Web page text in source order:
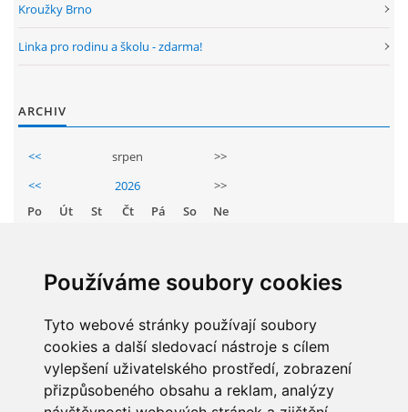
Používáme soubory cookies
Tyto webové stránky používají soubory
cookies a další sledovací nástroje s cílem
vylepšení uživatelského prostředí, zobrazení
přizpůsobeného obsahu a reklam, analýzy
JAK MOTIVOVAT DÍTĚ KE ČTENÍ
REZERVAČNÍ SYSTÉM SPORTOVNÍ HALY
NAUČNÁ STEZKA ZBRASLAV
Kroužky Brno
Linka pro rodinu a školu - zdarma!
ARCHIV
<< srpen
>>
<<
2026
>>
Po
Út St Čt Pá So
Ne
11 12 13 14 15
16
18 19 20 21 22
23
25 26 27 28 29
30